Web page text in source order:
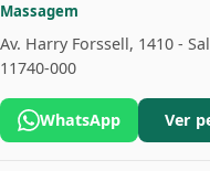
Massagem
Av. Harry Forssell, 1410 -
11740-000
WhatsApp Ver